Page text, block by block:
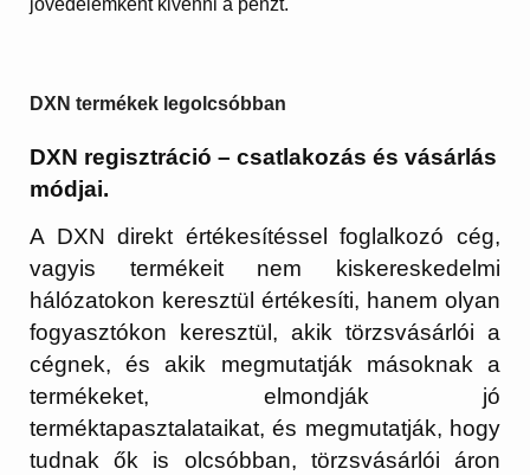
jövedelemként kivenni a pénzt.
DXN termékek legolcsóbban
DXN regisztráció – csatlakozás és vásárlás
módjai.
A DXN direkt értékesítéssel foglalkozó cég,
vagyis termékeit nem kiskereskedelmi
hálózatokon keresztül értékesíti, hanem olyan
fogyasztókon keresztül, akik törzsvásárlói a
cégnek, és akik megmutatják másoknak a
termékeket, elmondják jó
terméktapasztalataikat, és megmutatják, hogy
tudnak ők is olcsóbban, törzsvásárlói áron